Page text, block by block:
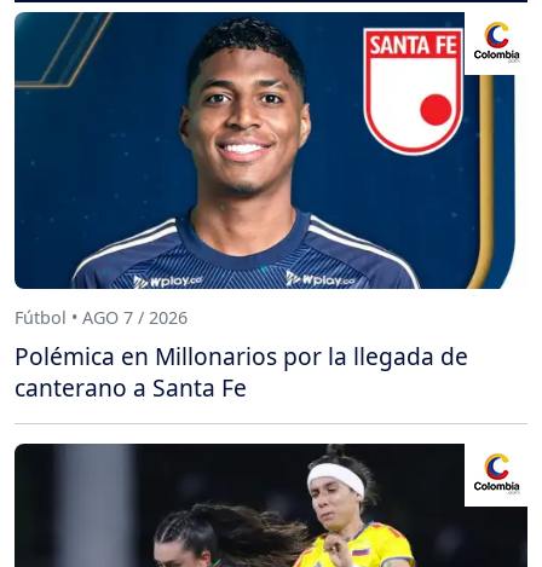
Fútbol • AGO 7 / 2026
Polémica en Millonarios por la llegada de
canterano a Santa Fe